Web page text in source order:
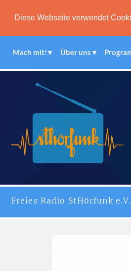
Diese Webseite verwendet
Mach mit! Über uns
Freies Radio StHörfunk